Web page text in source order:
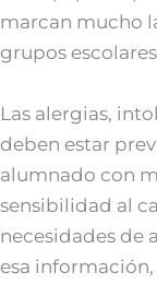
marcan mucho
grupos
Las alergias,
deben estar
alumnado con
sensibilidad al
necesidades de
esa